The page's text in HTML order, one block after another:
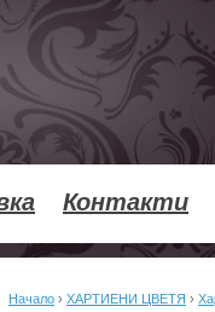
Контакти
Начало › ХАРТИЕНИ ЦВЕТЯ ›